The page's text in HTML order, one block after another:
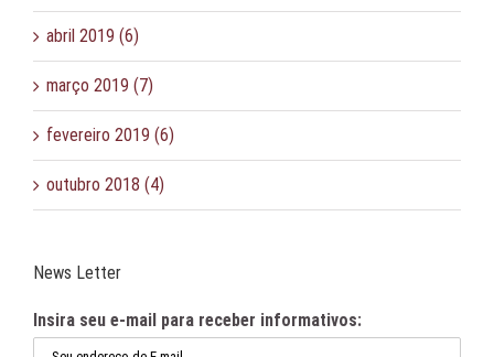
abril 2019 (6)
março 2019 (7)
fevereiro 2019 (6)
outubro 2018 (4)
News Letter
Insira seu e-mail para receber informativos: